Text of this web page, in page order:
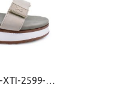
ΓΥΝΑΙΚΕΙΑ FLATFORMS-XTI-2599-0098-ΛΑΔΙ